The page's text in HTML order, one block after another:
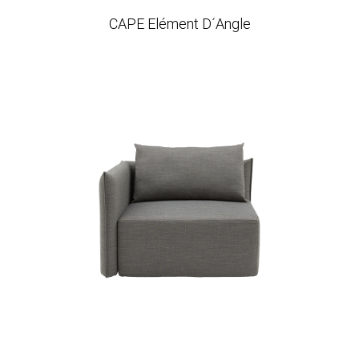
CAPE Elément D´Angle